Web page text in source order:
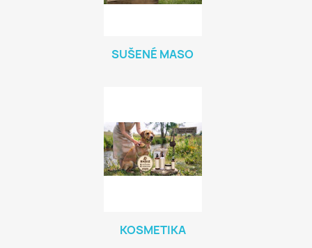
SUŠENÉ MASO
KOSMETIKA